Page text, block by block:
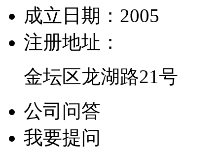
成立日期： 2005
注册地址：
金坛区龙湖路21号
公司问答
我要提问